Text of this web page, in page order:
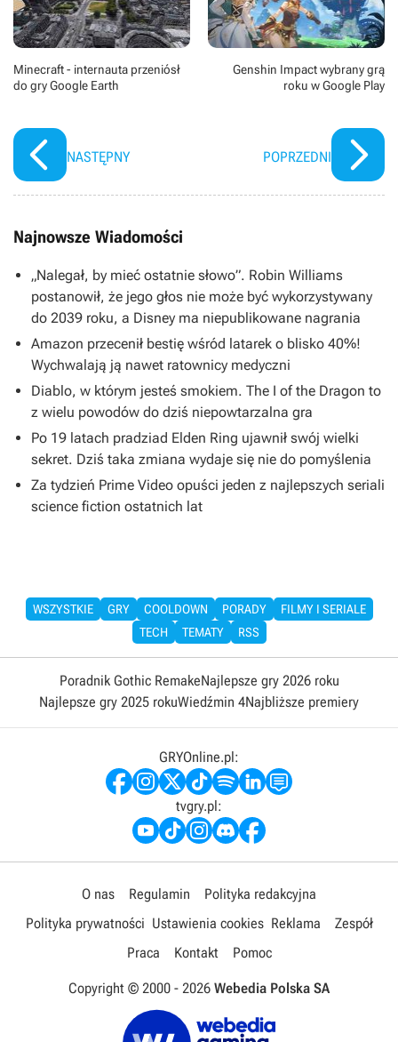
Minecraft - internauta przeniósł
do gry Google Earth
NASTĘPNY
Genshin Impact wybrany grą
roku w Google Play
POPRZEDNI
Najnowsze Wiadomości
„Nalegał, by mieć ostatnie słowo”. Robin Williams
postanowił, że jego głos nie może być wykorzystywany
do 2039 roku, a Disney ma niepublikowane nagrania
Amazon przecenił bestię wśród latarek o blisko 40%!
Wychwalają ją nawet ratownicy medyczni
Diablo, w którym jesteś smokiem. The I of the Dragon to
z wielu powodów do dziś niepowtarzalna gra
Po 19 latach pradziad Elden Ring ujawnił swój wielki
sekret. Dziś taka zmiana wydaje się nie do pomyślenia
Za tydzień Prime Video opuści jeden z najlepszych seriali
science fiction ostatnich lat
WSZYSTKIE GRY COOLDOWN PORADY
FILMY I SERIALE
TECH
TEMATY RSS
Poradnik Gothic RemakeNajlepsze gry 2026 roku
Najlepsze gry 2025 rokuWiedźmin 4Najbliższe premiery
GRYOnline.pl:
tvgry.pl:
O nas Regulamin
Polityka redakcyjna
Polityka prywatności Ustawienia cookies Reklama
Zespół
Praca
Kontakt Pomoc
Copyright © 2000 - 2026 Webedia Polska SA